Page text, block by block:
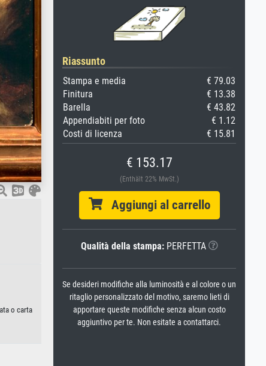
o carta
Riassunto
Stampa e media
€ 79.03
Finitura
€ 13.38
Barella
€ 43.82
Appendiabiti per foto
€ 1.12
Costi di licenza
€ 15.81
€ 153.17
(Enthält 22% MwSt.)
Aggiungi al carrello
Qualità della stampa:PERFETTA
Se desideri modifiche alla luminosità e al colore o un
ritaglio personalizzato del motivo, saremo lieti di
apportare queste modifiche senza alcun costo
aggiuntivo per te. Non esitate a contattarci.